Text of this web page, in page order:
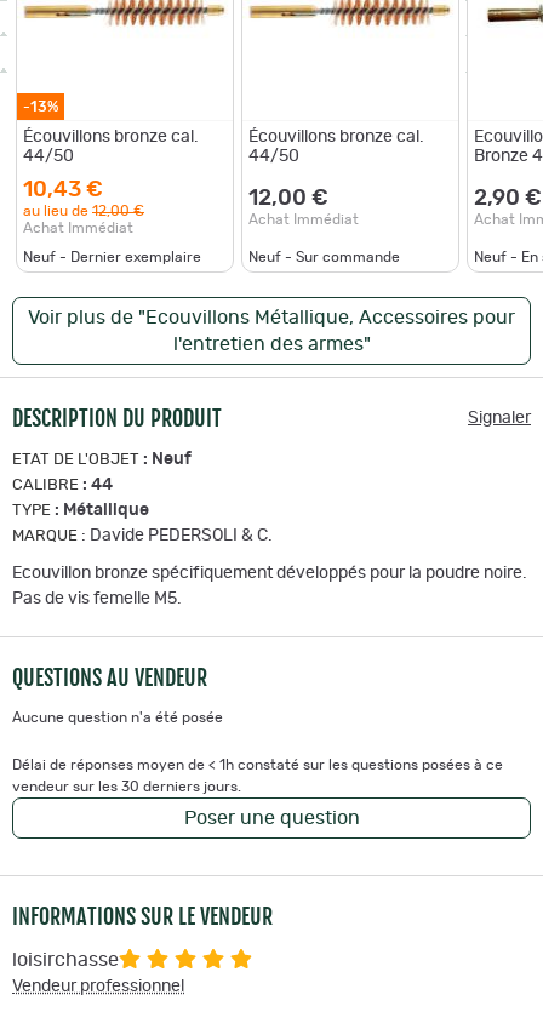
-13%
Écouvillons bronze cal.
44/50
10,43 €
au lieu de 12,00 €
Achat Immédiat
Neuf - Dernier exemplaire
Écouvillons bronze cal.
44/50
12,00 €
Achat Immédiat
Neuf - Sur commande
Bronze
2,90 €
Achat
Neuf - En
Voir plus de "Ecouvillons Métallique, Accessoires pour
l'entretien des armes"
DESCRIPTION DU PRODUIT Signaler
ETAT DE L'OBJET : Neuf
CALIBRE : 44
TYPE : Métallique
MARQUE : Davide PEDERSOLI & C.
Ecouvillon bronze spécifiquement développés pour la poudre noire.
Pas de vis femelle M5.
QUESTIONS AU VENDEUR
Aucune question n'a été posée
Délai de réponses moyen de < 1h constaté sur les questions posées à ce
vendeur sur les 30 derniers jours.
Poser une question
INFORMATIONS SUR LE VENDEUR
loisirchasse
Vendeur professionnel